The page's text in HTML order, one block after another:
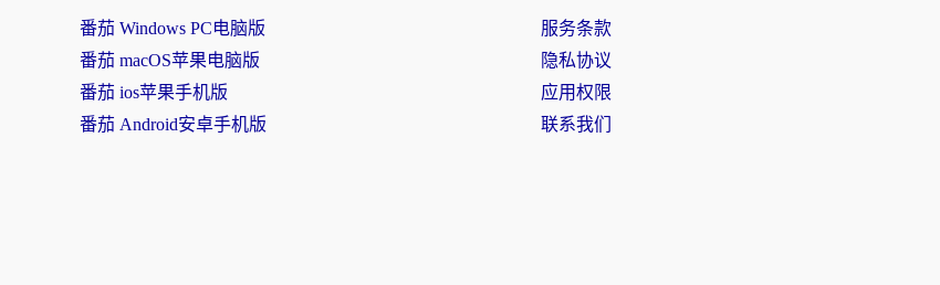
番茄 Windows PC电脑版
番茄 macOS苹果电脑版
番茄 ios苹果手机版
番茄 Android安卓手机版
服务条款
隐私协议
应用权限
联系我们